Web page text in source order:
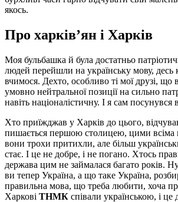
якось.
Про харків’ян і Харків
Моя бульбашка й була достатньо
людей перейшли на українську мову, десь
вчимося. Дехто, особливо ті мої друзі,
умовно нейтральної позиції на сильно
навіть націоналістичну. І я сам посунувся в
Хто приїжджав у Харків до цього,
пишається першою столицею, цими всіма
вони трохи притихли, але більш
стає. І це не добре, і не погано. Хтось
держава цим не займалася багато років.
ви тепер Україна, а що таке Україна,
правильна мова, що треба любити, хоча
Харкові ТНМК співали українською, і це